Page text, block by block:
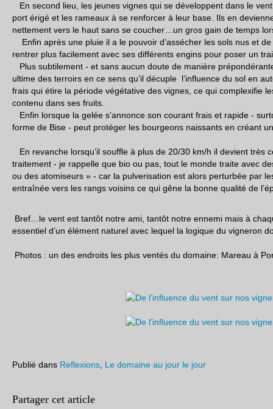
En second lieu, les jeunes vignes qui se développent dans le
port érigé et les rameaux à se renforcer à leur base. Ils en
nettement vers le haut sans se coucher…un gros gain de temps
Enfin après une pluie il a le pouvoir d’assécher les sols nus et
rentrer plus facilement avec ses différents engins pour poser un
Plus subtilement - et sans aucun doute de manière
ultime des terroirs en ce sens qu’il décuple l’influence du sol en
frais qui étire la période végétative des vignes, ce qui complexifie
contenu dans ses fruits.
Enfin lorsque la gelée s’annonce son courant frais et rapide -
forme de Bise - peut protéger les bourgeons naissants en créant
En revanche lorsqu’il souffle à plus de 20/30 km/h il devient très
traitement - je rappelle que bio ou pas, tout le monde traite avec
ou des atomiseurs » - car la pulverisation est alors perturbée par
entraînée vers les rangs voisins ce qui gêne la bonne qualité de
Bref…le vent est tantôt notre ami, tantôt notre ennemi mais à
essentiel d’un élément naturel avec lequel la logique du vigneron
Photos : un des endroits les plus ventés du domaine: Mareau à
Publié dans Reflexions Le domaine au jour le jour
Partager cet article